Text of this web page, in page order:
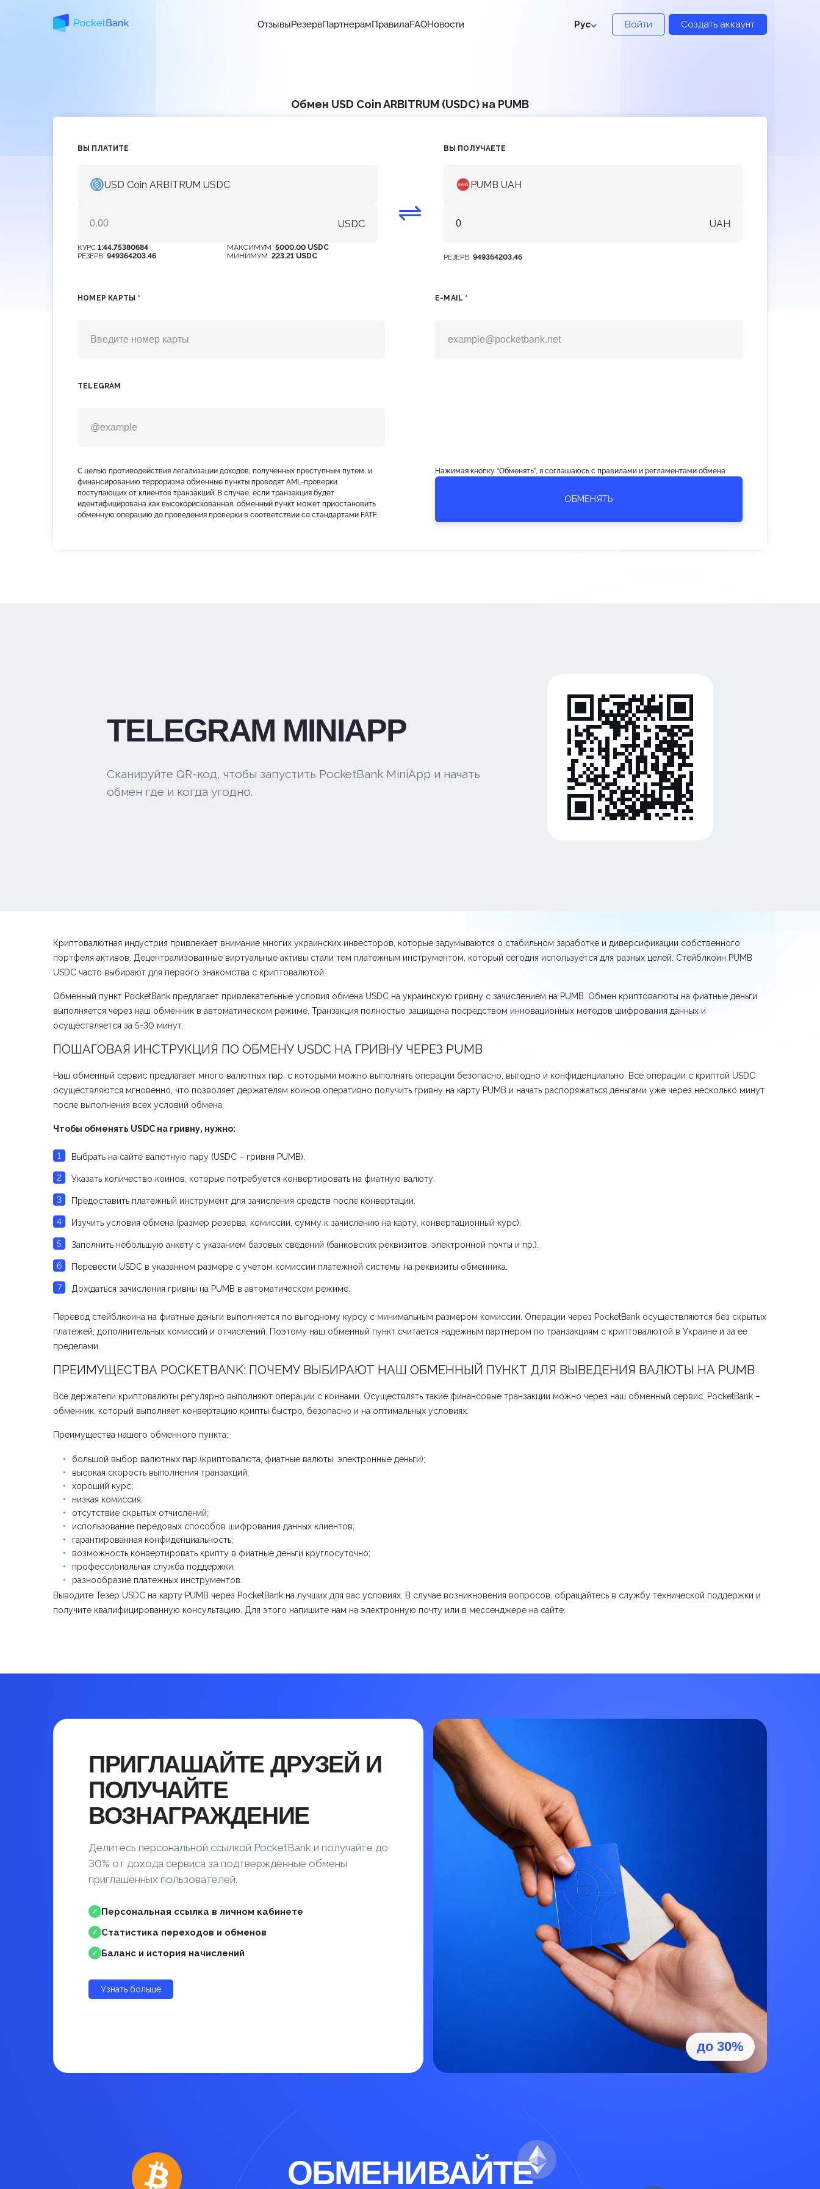
ОтзывыРезервПартнерамПравилаFAQНовости Рус Войти Создать аккаунт
Обмен USD Coin ARBITRUM (USDC) на PUMB
ВЫ ПЛАТИТЕ
USD Coin ARBITRUM USDC
USDC
РЕЗЕРВ 949364203.46
КУРС 1:44.75380684
МИНИМУМ223.21 USDC
МАКСИМУМ5000.00 USDC
ВЫ ПОЛУЧАЕТЕ
PUMB UAH
UAH
РЕЗЕРВ 949364203.46
НОМЕР КАРТЫ * E-MAIL *
TELEGRAM
С целью противодействия легализации доходов, полученных преступным путем, и
финансированию терроризма обменные пункты проводят AML-проверки
поступающих от клиентов транзакций. В случае, если транзакция будет
идентифицирована как высокорискованная, обменный пункт может приостановить
обменную операцию до проведения проверки в соответствии со стандартами FATF.
Нажимая кнопку “Обменять”, я соглашаюсь с правилами и регламентами обмена
ОБМЕНЯТЬ
TELEGRAM MINIAPP
Сканируйте QR-код, чтобы запустить PocketBank MiniApp и начать
обмен где и когда угодно.
Криптовалютная индустрия привлекает внимание многих украинских инвесторов, которые задумываются о стабильном заработке и диверсификации собственного
портфеля активов. Децентрализованные виртуальные активы стали тем платежным инструментом, который сегодня используется для разных целей. Стейблкоин PUMB
USDC часто выбирают для первого знакомства с криптовалютой.
Обменный пункт PocketBank предлагает привлекательные условия обмена USDC на украинскую гривну с зачислением на PUMB. Обмен криптовалюты на фиатные деньги
выполняется через наш обменник в автоматическом режиме. Транзакция полностью защищена посредством инновационных методов шифрования данных и
осуществляется за 5-30 минут.
ПОШАГОВАЯ ИНСТРУКЦИЯ ПО ОБМЕНУ USDC НА ГРИВНУ ЧЕРЕЗ PUMB
Наш обменный сервис предлагает много валютных пар, с которыми можно выполнять операции безопасно, выгодно и конфиденциально. Все операции с криптой USDC
осуществляются мгновенно, что позволяет держателям коинов оперативно получить гривну на карту PUMB и начать распоряжаться деньгами уже через несколько минут
после выполнения всех условий обмена.
Чтобы обменять USDC на гривну, нужно:
Выбрать на сайте валютную пару (USDC – гривня PUMB).
Указать количество коинов, которые потребуется конвертировать на фиатную валюту.
Предоставить платежный инструмент для зачисления средств после конвертации.
Изучить условия обмена (размер резерва, комиссии, сумму к зачислению на карту, конвертационный курс).
Заполнить небольшую анкету с указанием базовых сведений (банковских реквизитов, электронной почты и пр.).
Перевести USDC в указанном размере с учетом комиссии платежной системы на реквизиты обменника.
Дождаться зачисления гривны на PUMB в автоматическом режиме.
Перевод стейблкоина на фиатные деньги выполняется по выгодному курсу с минимальным размером комиссии. Операции через PocketBank осуществляются без скрытых
платежей, дополнительных комиссий и отчислений. Поэтому наш обменный пункт считается надежным партнером по транзакциям с криптовалютой в Украине и за ее
пределами.
ПРЕИМУЩЕСТВА POCKETBANK: ПОЧЕМУ ВЫБИРАЮТ НАШ ОБМЕННЫЙ ПУНКТ ДЛЯ ВЫВЕДЕНИЯ ВАЛЮТЫ НА PUMB
Все держатели криптовалюты регулярно выполняют операции с коинами. Осуществлять такие финансовые транзакции можно через наш обменный сервис. PocketBank –
обменник, который выполняет конвертацию крипты быстро, безопасно и на оптимальных условиях.
Преимущества нашего обменного пункта:
большой выбор валютных пар (криптовалюта, фиатные валюты, электронные деньги);
высокая скорость выполнения транзакций;
хороший курс;
низкая комиссия;
отсутствие скрытых отчислений;
использование передовых способов шифрования данных клиентов;
гарантированная конфиденциальность;
возможность конвертировать крипту в фиатные деньги круглосуточно;
профессиональная служба поддержки;
разнообразие платежных инструментов.
Выводите Тезер USDC на карту PUMB через PocketBank на лучших для вас условиях. В случае возникновения вопросов, обращайтесь в службу технической поддержки и
получите квалифицированную консультацию. Для этого напишите нам на электронную почту или в мессенджере на сайте.
ПРИГЛАШАЙТЕ ДРУЗЕЙ И
ПОЛУЧАЙТЕ
ВОЗНАГРАЖДЕНИЕ
Делитесь персональной ссылкой PocketBank и получайте до
30% от дохода сервиса за подтверждённые обмены
приглашённых пользователей.
✓ Персональная ссылка в личном кабинете
✓ Статистика переходов и обменов
✓ Баланс и история начислений
Узнать больше
до 30%
ОБМЕНИВАЙТЕ